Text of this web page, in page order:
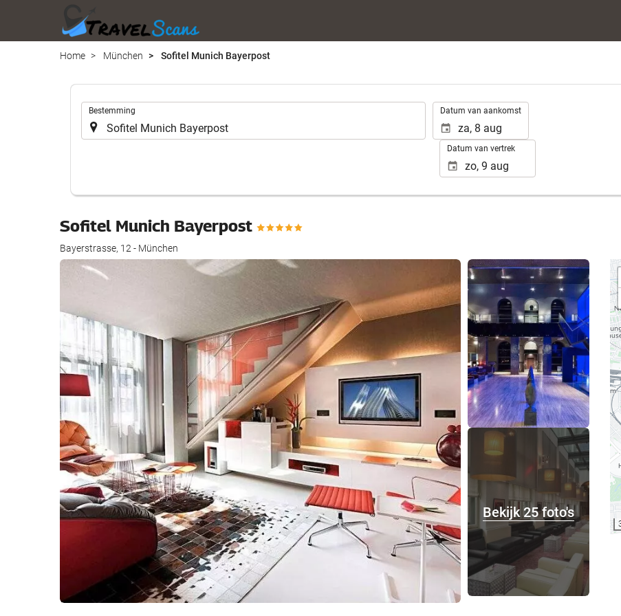
Home München Sofitel Munich Bayerpost
Bestemming Datum van aankomst
Datum van vertrek
Sofitel Munich Bayerpost
Bayerstrasse, 12 - München
Bekijk 25 foto's
Bekijk 25 foto's